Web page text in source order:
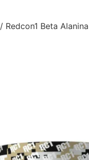
/ Redcon1 Beta